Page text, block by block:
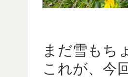
まだ雪もち
これが、今